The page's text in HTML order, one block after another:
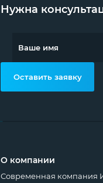
Нужна
Оставить заявку
О компании
Современная компания